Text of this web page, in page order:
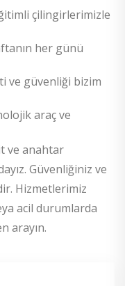
çilingirlerimizle
her günü
ve güvenliği bizim
araç ve
ve anahtar
Güvenliğiniz ve
Hizmetlerimiz
acil durumlarda
arayın.